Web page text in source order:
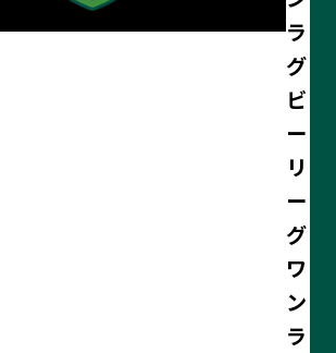
ラ
グ
ビ
ー
リ
ー
グ
ワ
ン
ラ